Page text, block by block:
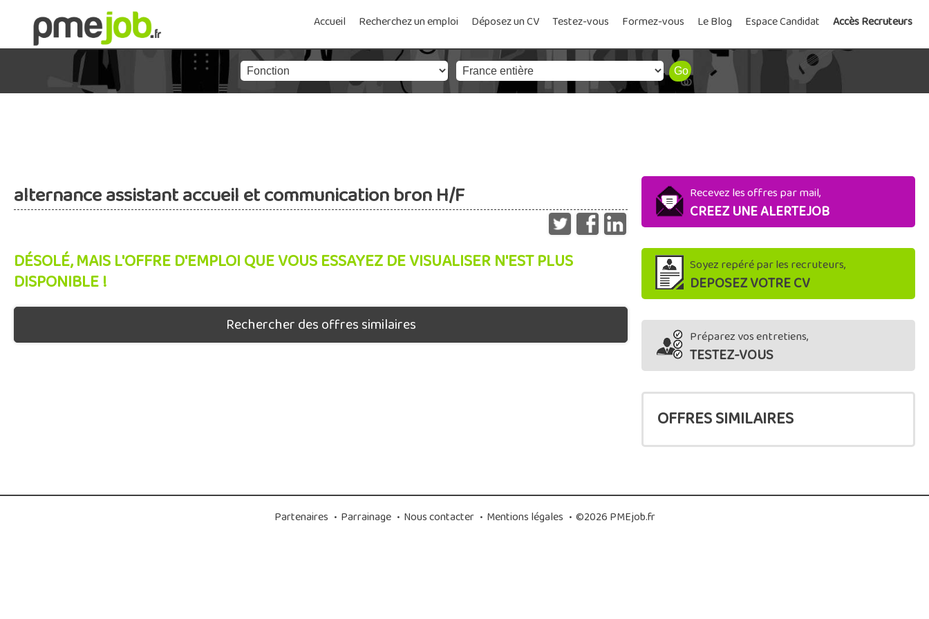
Accueil Recherchez un emploi Déposez un CV Testez-vous Formez-vous Le Blog Espace Candidat Accès Recruteurs
alternance assistant accueil et communication bron H/F
DÉSOLÉ, MAIS L'OFFRE D'EMPLOI QUE VOUS ESSAYEZ DE VISUALISER N'EST PLUS
DISPONIBLE !
Rechercher des offres similaires
Recevez les offres par mail,
CREEZ UNE ALERTEJOB
Soyez repéré par les recruteurs,
DEPOSEZ VOTRE CV
Préparez vos entretiens,
TESTEZ-VOUS
OFFRES SIMILAIRES
Partenaires • Parrainage • Nous contacter • Mentions légales • ©2026 PMEjob.fr